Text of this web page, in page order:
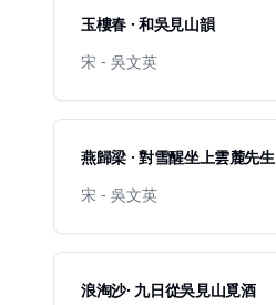
玉樓春 · 和吳見山韻
宋 - 吳文英
燕歸梁 · 對雪醒坐上雲麓先生
宋 - 吳文英
浪淘沙· 九日從吳見山覓酒